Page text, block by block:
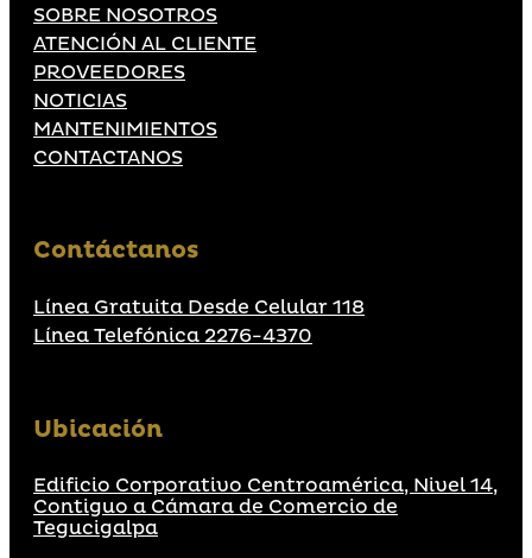
SOBRE NOSOTROS
ATENCIÓN AL CLIENTE
PROVEEDORES
NOTICIAS
MANTENIMIENTOS
CONTACTANOS
Contáctanos
Línea Gratuita Desde Celular 118
Línea Telefónica 2276-4370
Ubicación
Edificio Corporativo Centroamérica, Nivel 14,
Contiguo a Cámara de Comercio de
Tegucigalpa